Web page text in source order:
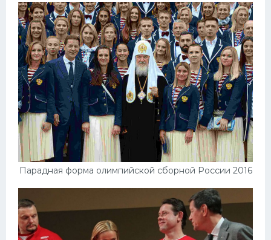
Парадная форма олимпийской сборной России 2016